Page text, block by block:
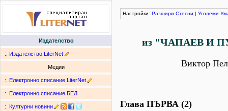
Издателство
:. Издателство LiterNet
Медии
:. Електронно списание LiterNet
:. Електронно списание БЕЛ
:. Културни новини
Настройки: Разшири Стесни | Уголеми
из "ЧАПАЕВ И
Виктор
Глава ПЪРВА (2)